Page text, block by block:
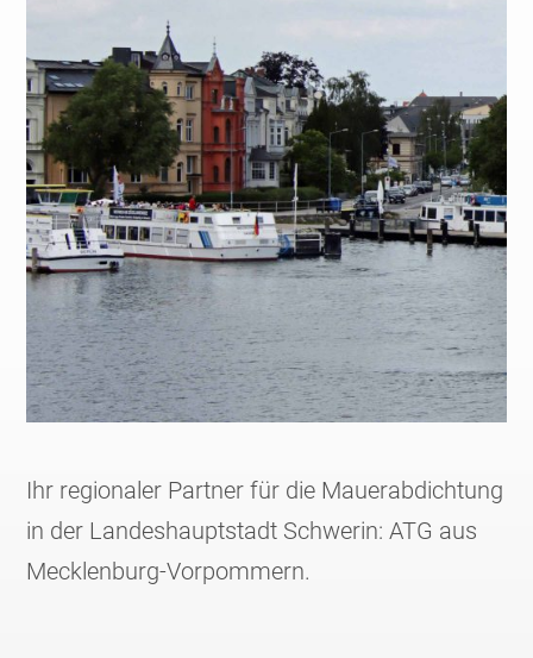
Ihr regionaler Partner für die Mauerabdichtung
in der Landeshauptstadt Schwerin: ATG aus
Mecklenburg-Vorpommern.